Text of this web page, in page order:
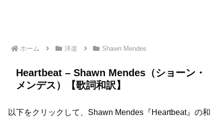
ホーム 洋楽 Shawn Mendes
Heartbeat – Shawn Mendes（ショーン・
メンデス）【歌詞和訳】
以下をクリックして、Shawn Mendes『Heartbeat』の和